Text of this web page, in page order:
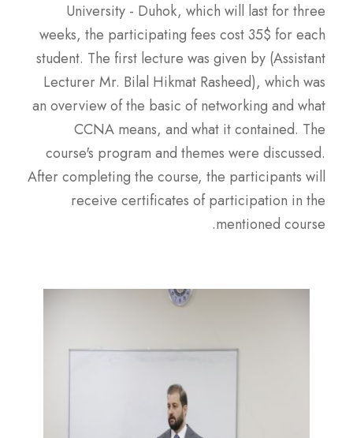
University - Duhok, which will last for three
weeks, the participating fees cost 35$ for each
student. The first lecture was given by (Assistant
Lecturer Mr. Bilal Hikmat Rasheed), which was
an overview of the basic of networking and what
CCNA means, and what it contained. The
course's program and themes were discussed.
After completing the course, the participants will
receive certificates of participation in the
mentioned course.